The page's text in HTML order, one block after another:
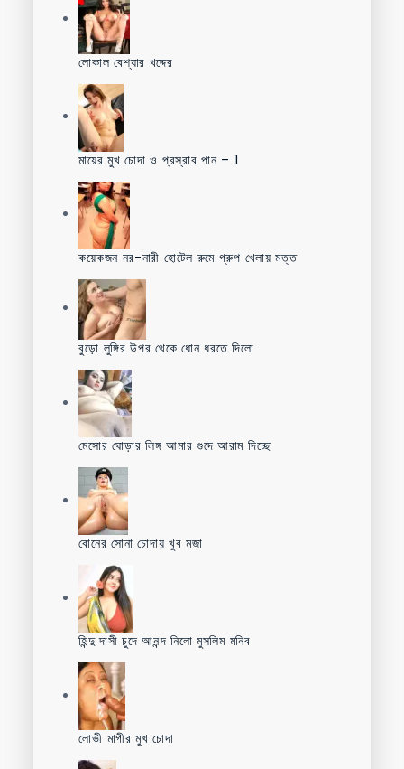
লোকাল বেশ্যার খদ্দের
মায়ের মুখ চোদা ও প্রস্রাব পান – 1
কয়েকজন নর-নারী হোটেল রুমে গ্রুপ খেলায় মত্ত
বুড়ো লুঙ্গির উপর থেকে ধোন ধরতে দিলো
মেসোর ঘোড়ার লিঙ্গ আমার গুদে আরাম দিচ্ছে
বোনের সোনা চোদায় খুব মজা
হিন্দু দাসী চুদে আনন্দ নিলো মুসলিম মনিব
লোভী মাগীর মুখ চোদা